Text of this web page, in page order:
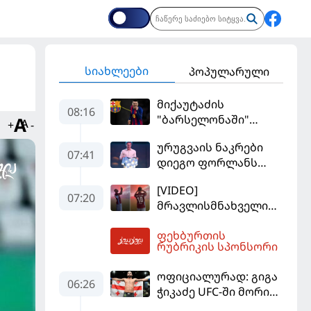
+ -
სიახლეები პოპულარული
08:16
მიქაუტაძის
"ბარსელონაში"
უფრო რეალური
ხდება - რაზე ესაუბრა
კატალონიელთა
მთავარ მწვრთნელს
07:41
ურუგვაის ნაკრები
დიეგო ფორლანს
07:20
[VIDEO]
მრავლისმნახველი
ჩააგდეს - რა
ხდებოდა ტრაბზონში
ფეხბურთელის
წარდგენისას
ფეხბურთის
რუბრიკის სპონსორი
06:26
ოფიციალურად: გიგა
ჭიკაძე UFC-ში მორიგ